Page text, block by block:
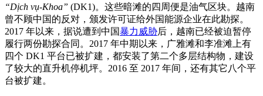
“Dịch vụ-Khoa” (DK1)。这些暗滩的四周便是油气区块。越南
曾不顾中国的反对，颁发许可证给外国能源企业在此勘探。
2017 年以来，据说遭到中国暴力威胁后，越南已经被迫暂停
履行两份勘探合同。2017 年中期以来，广雅滩和李准滩上有
四个 DK1 平台已被扩建，都安装了第二个多层结构物，建设
了较大的直升机停机坪。2016 至 2017 年间，还有其它八个平
台被扩建。